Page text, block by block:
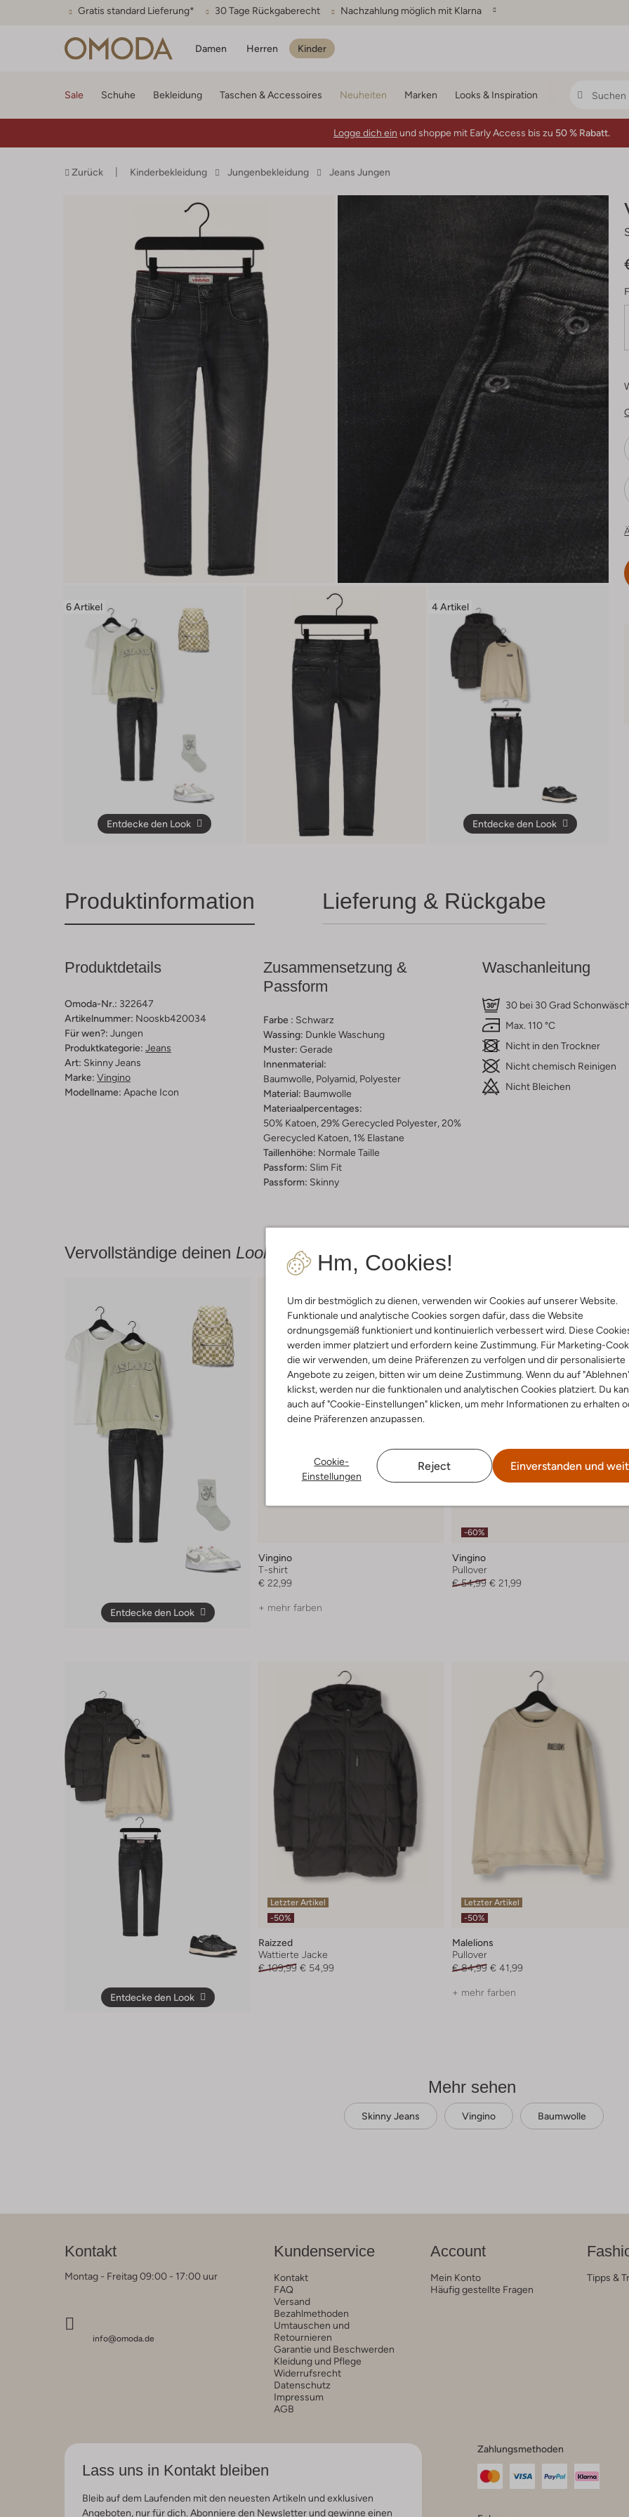
Gratis standard Lieferung* 30 Tage Rückgaberecht Nachzahlung möglich mit Klarna
Damen Herren Kinder
Hm, Cookies!
Um dir bestmöglich zu dienen, verwenden wir Cookies auf unserer Website.
Funktionale und analytische Cookies sorgen dafür, dass die Website
ordnungsgemäß funktioniert und kontinuierlich verbessert wird. Diese
werden immer platziert und erfordern keine Zustimmung. Für Marketing-
die wir verwenden, um deine Präferenzen zu verfolgen und dir personalisierte
Angebote zu zeigen, bitten wir um deine Zustimmung. Wenn du auf
klickst, werden nur die funktionalen und analytischen Cookies platziert. Du
auch auf "Cookie-Einstellungen" klicken, um mehr Informationen zu erhalten
deine Präferenzen anzupassen.
Cookie-
Einstellungen
Reject Einverstanden und
Sale Schuhe Bekleidung Taschen & Accessoires Neuheiten Marken Looks & Inspiration
Logge dich ein und shoppe mit Early Access bis zu 50 % Rabatt.
Zurück Kinderbekleidung Jungenbekleidung Jeans Jungen
6 Artikel
Entdecke den Look
4 Artikel
Entdecke den Look
Produktinformation Lieferung & Rückgabe
Produktdetails
Omoda-Nr.: 322647
Artikelnummer: Nooskb420034
Für wen?: Jungen
Produktkategorie: Jeans
Art: Skinny Jeans
Marke: Vingino
Modellname: Apache Icon
Zusammensetzung &
Passform
Farbe : Schwarz
Wassing: Dunkle Waschung
Muster: Gerade
Innenmaterial:
Baumwolle, Polyamid, Polyester
Material: Baumwolle
Materiaalpercentages:
50% Katoen, 29% Gerecycled Polyester, 20%
Gerecycled Katoen, 1% Elastane
Taillenhöhe: Normale Taille
Passform: Slim Fit
Passform: Skinny
Waschanleitung
30 bei 30 Grad
Max. 110 °C
Nicht in den Trockner
Nicht chemisch Reinigen
Nicht Bleichen
Vervollständige deinen Look
Entdecke den Look
Vingino
T-shirt
€ 22,99
+ mehr farben
-60%
Vingino
Pullover
€ 54,99 € 21,99
Entdecke den Look
Letzter Artikel
-50%
Raizzed
Wattierte Jacke
€ 109,99 € 54,99
Letzter Artikel
-50%
Malelions
Pullover
€ 84,99 € 41,99
+ mehr farben
Mehr sehen
Skinny Jeans Vingino Baumwolle
Kontakt
Montag - Freitag 09:00 - 17:00 uur
info@omoda.de
Kundenservice
Kontakt
FAQ
Versand
Bezahlmethoden
Umtauschen und
Retournieren
Garantie und Beschwerden
Kleidung und Pflege
Widerrufsrecht
Datenschutz
Impressum
AGB
Account
Mein Konto
Häufig gestellte Fragen
Tipps &
Lass uns in Kontakt bleiben
Bleib auf dem Laufenden mit den neuesten Artikeln und exklusiven
Angeboten, nur für dich. Abonniere den Newsletter und gewinne einen
Zahlungsmethoden